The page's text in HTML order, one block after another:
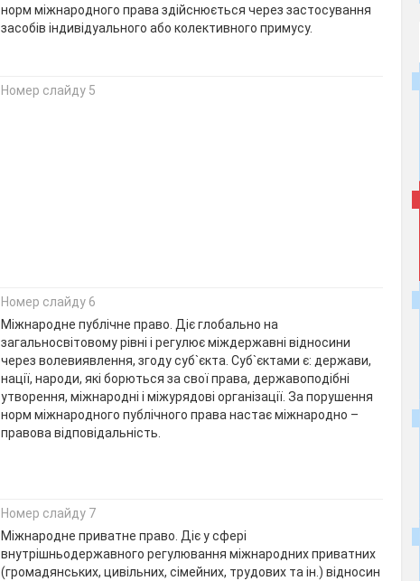
норм міжнародного права здійснюється через застосування
засобів індивідуального або колективного примусу.
Номер слайду 5
Номер слайду 6
Міжнародне публічне право. Діє глобально на
загальносвітовому рівні і регулює міждержавні відносини
через волевиявлення, згоду суб`єкта. Суб`єктами є: держави,
нації, народи, які борються за свої права, державоподібні
утворення, міжнародні і міжурядові організації. За порушення
норм міжнародного публічного права настає міжнародно –
правова відповідальність.
Номер слайду 7
Міжнародне приватне право. Діє у сфері
внутрішньодержавного регулювання міжнародних приватних
(громадянських, цивільних, сімейних, трудових та ін.) відносин